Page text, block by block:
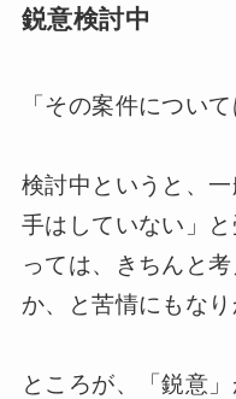
鋭意検討中
「その案件につい
検討中というと、
手はしていない」
っては、きちんと
か、と苦情にもなり
ところが、「鋭意